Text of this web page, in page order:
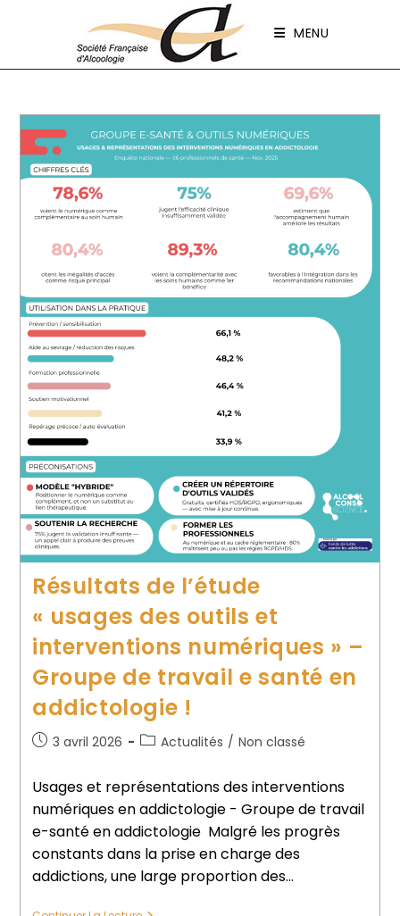
Panneau de gestion des cookies
MENU
Résultats de l’étude
« usages des outils et
interventions numériques » –
Groupe de travail e santé en
addictologie !
3 avril 2026 Actualités / Non classé
Usages et représentations des interventions
numériques en addictologie - Groupe de travail
e-santé en addictologie Malgré les progrès
constants dans la prise en charge des
addictions, une large proportion des…